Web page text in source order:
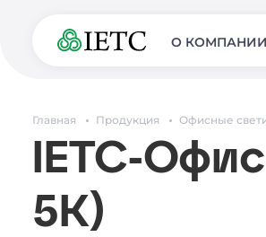
О КОМПАНИИ
Главная Продукция Офисные
IETC-
5К)